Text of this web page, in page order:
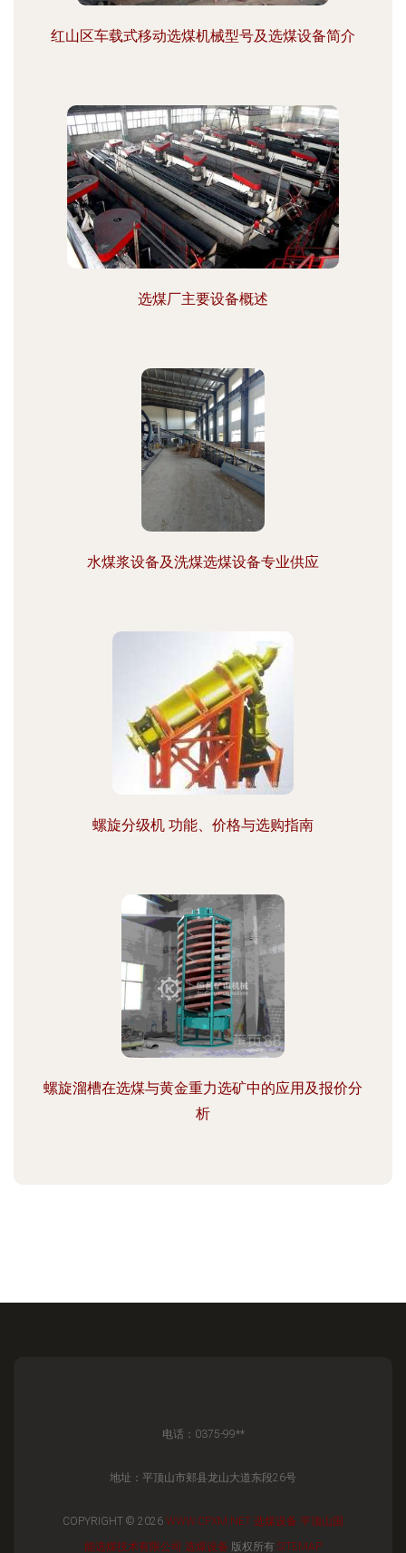
红山区车载式移动选煤机械型号及选煤设备简介
选煤厂主要设备概述
水煤浆设备及洗煤选煤设备专业供应
螺旋分级机 功能、价格与选购指南
螺旋溜槽在选煤与黄金重力选矿中的应用及报价分
析
电话：0375-99**
地址：平顶山市郏县龙山大道东段26号
COPYRIGHT © 2026 WWW.CPXM.NET 选煤设备 平顶山国
能选煤技术有限公司 选煤设备 版权所有 SITEMAP